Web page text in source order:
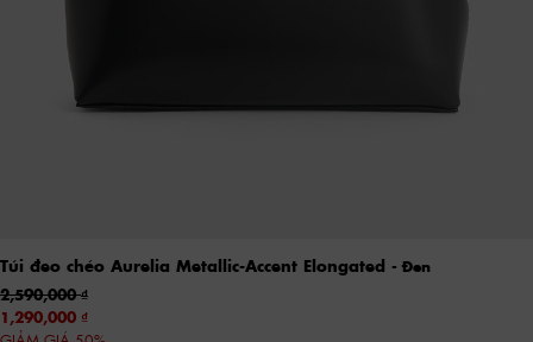
Túi đeo chéo Aurelia Metallic-Accent Elongated - Đen
2,590,000
1,290,000